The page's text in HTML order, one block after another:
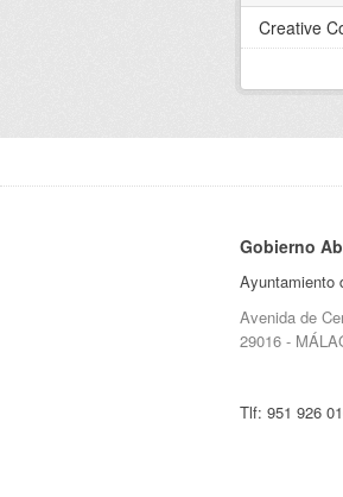
Creative
Gobierno
Ayuntamiento
Avenida de
29016 -
Tlf: 951 926